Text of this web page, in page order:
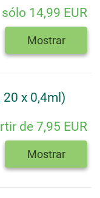
sólo 14,99 EUR
Mostrar
x 0,4ml)
de 7,95 EUR
Mostrar